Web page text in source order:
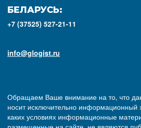
БЕЛАРУСЬ:
+7 (37525) 527-21-11
info@glogist.ru
Обращаем Ваше внимание на то, что
носит исключительно информационный
каких условиях информационные